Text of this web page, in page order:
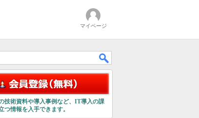
マイページ
技術資料や導入事例など、IT導入の課
つ情報を入手できます。